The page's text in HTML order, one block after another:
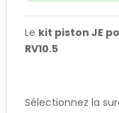
Le kit piston JE
RV10.5
Sélectionnez la